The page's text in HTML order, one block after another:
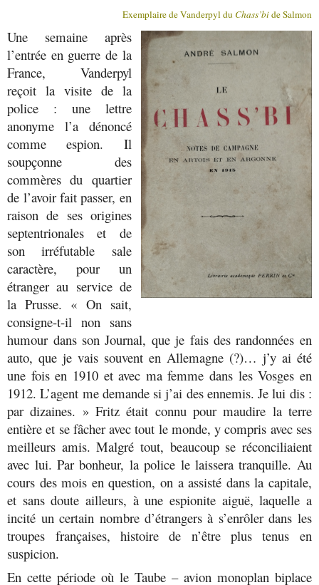
Exemplaire de Vanderpyl du Chass’bide Salmon
Une semaine après
l’entrée en guerre de la
France, Vanderpyl
reçoit la visite de la
police : une lettre
anonyme l’a dénoncé
comme espion. Il
soupçonne des
commères du quartier
de l’avoir fait passer, en
raison de ses origines
septentrionales et de
son irréfutable sale
caractère, pour un
étranger au service de
la Prusse. « On sait,
consigne-t-il non sans
humour dans son Journal, que je fais des randonnées en
auto, que je vais souvent en Allemagne (?)… j’y ai été
une fois en 1910 et avec ma femme dans les Vosges en
1912. L’agent me demande si j’ai des ennemis. Je lui dis :
par dizaines. » Fritz était connu pour maudire la terre
entière et se fâcher avec tout le monde, y compris avec ses
meilleurs amis. Malgré tout, beaucoup se réconciliaient
avec lui. Par bonheur, la police le laissera tranquille. Au
cours des mois en question, on a assisté dans la capitale,
et sans doute ailleurs, à une espionite aiguë, laquelle a
incité un certain nombre d’étrangers à s’enrôler dans les
troupes françaises, histoire de n’être plus tenus en
suspicion.
En cette période où le Taube – avion monoplan biplace